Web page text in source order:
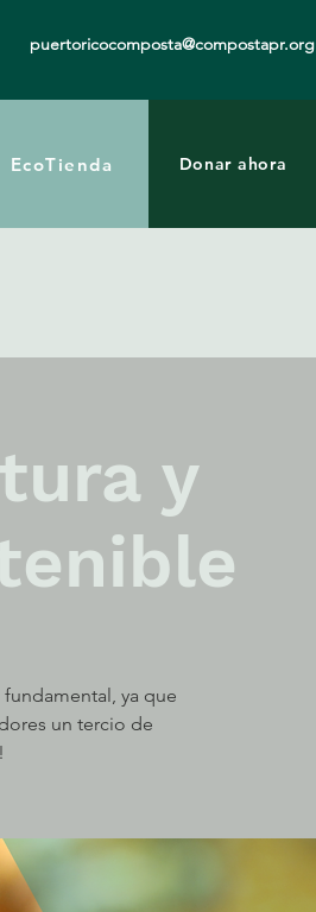
puertoricocomposta@compostapr.org
EcoTienda Donar ahora
y
ya que
un tercio de